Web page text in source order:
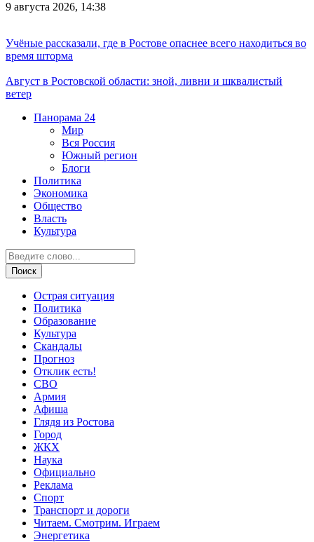
9 августа 2026, 14:38
Учёные рассказали, где в Ростове опаснее всего находиться во
время шторма
Август в Ростовской области: зной, ливни и шквалистый
ветер
Панорама 24
Мир
Вся Россия
Южный регион
Блоги
Политика
Экономика
Общество
Власть
Культура
Острая ситуация
Политика
Образование
Культура
Скандалы
Прогноз
Отклик есть!
СВО
Армия
Афиша
Глядя из Ростова
Город
ЖКХ
Наука
Официально
Реклама
Спорт
Транспорт и дороги
Читаем. Смотрим. Играем
Энергетика